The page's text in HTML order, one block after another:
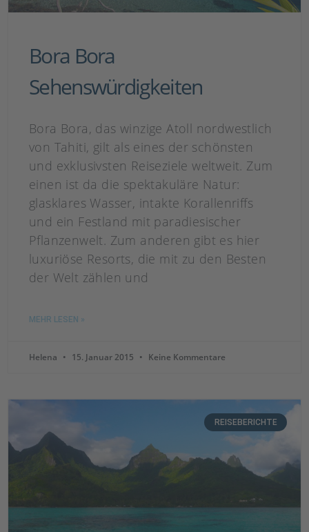
Bora Bora
Sehenswürdigkeiten
Bora Bora, das winzige Atoll nordwestlich
von Tahiti, gilt als eines der schönsten
und exklusivsten Reiseziele weltweit. Zum
einen ist da die spektakuläre Natur:
glasklares Wasser, intakte Korallenriffs
und ein Festland mit paradiesischer
Pflanzenwelt. Zum anderen gibt es hier
luxuriöse Resorts, die mit zu den Besten
der Welt zählen und
MEHR LESEN »
Helena 15. Januar 2015 Keine Kommentare
REISEBERICHTE